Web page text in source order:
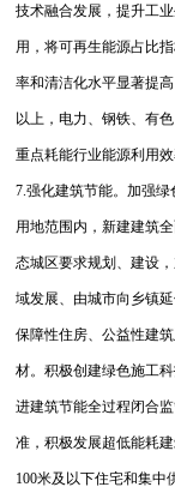
技术融合发展，提升工
用，将可再生能源占比
率和清洁化水平显著提
以上，电力、钢铁、有
重点耗能行业能源利用
7.强化建筑节能。加强
用地范围内，新建建筑
态城区要求规划、建设
域发展、由城市向乡镇
保障性住房、公益性建
材。积极创建绿色施工
进建筑节能全过程闭合
准，积极发展超低能耗
100米及以下住宅和集中